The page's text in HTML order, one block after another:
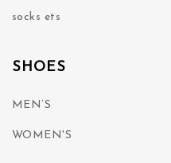
socks ets
SHOES
MEN’S
WOMEN'S